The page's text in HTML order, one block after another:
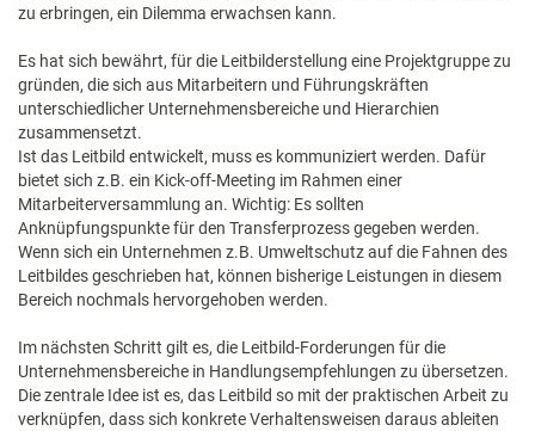
zu erbringen, ein Dilemma erwachsen kann.
Es hat sich bewährt, für die Leitbilderstellung eine Projektgruppe zu
gründen, die sich aus Mitarbeitern und Führungskräften
unterschiedlicher Unternehmensbereiche und Hierarchien
zusammensetzt.
Ist das Leitbild entwickelt, muss es kommuniziert werden. Dafür
bietet sich z.B. ein Kick-off-Meeting im Rahmen einer
Mitarbeiterversammlung an. Wichtig: Es sollten
Anknüpfungspunkte für den Transferprozess gegeben werden.
Wenn sich ein Unternehmen z.B. Umweltschutz auf die Fahnen des
Leitbildes geschrieben hat, können bisherige Leistungen in diesem
Bereich nochmals hervorgehoben werden.
Im nächsten Schritt gilt es, die Leitbild-Forderungen für die
Unternehmensbereiche in Handlungsempfehlungen zu übersetzen.
Die zentrale Idee ist es, das Leitbild so mit der praktischen Arbeit zu
verknüpfen, dass sich konkrete Verhaltensweisen daraus ableiten